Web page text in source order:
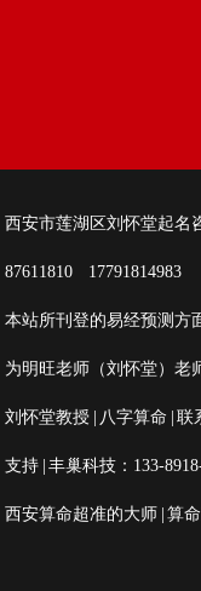
西安市莲湖区刘怀堂起名
87611810 17791814983
本站所刊登的易经预测方
为明旺老师（刘怀堂）老
刘怀堂教授 八字算命 |联
支持 | 丰巢科技：133-
西安算命超准的大师 |算